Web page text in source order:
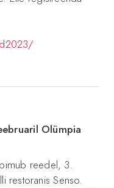
Olümpia
reedel, 3.
restoranis Senso.